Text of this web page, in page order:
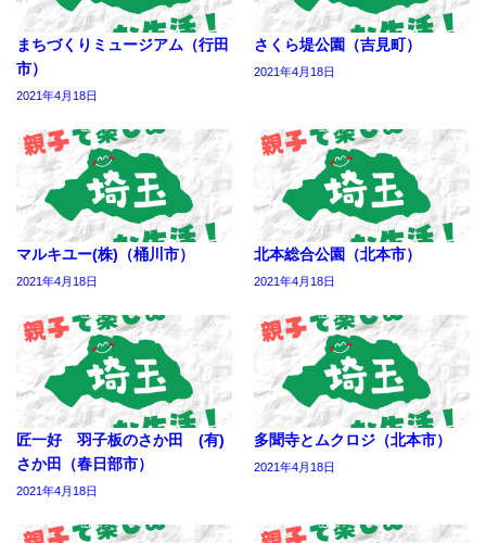
まちづくりミュージアム（行田
市）
2021年4月18日
さくら堤公園（吉見町）
2021年4月18日
マルキユー(株)（桶川市）
2021年4月18日
北本総合公園（北本市）
2021年4月18日
匠一好 羽子板のさか田 (有)
さか田（春日部市）
2021年4月18日
多聞寺とムクロジ（北本市）
2021年4月18日